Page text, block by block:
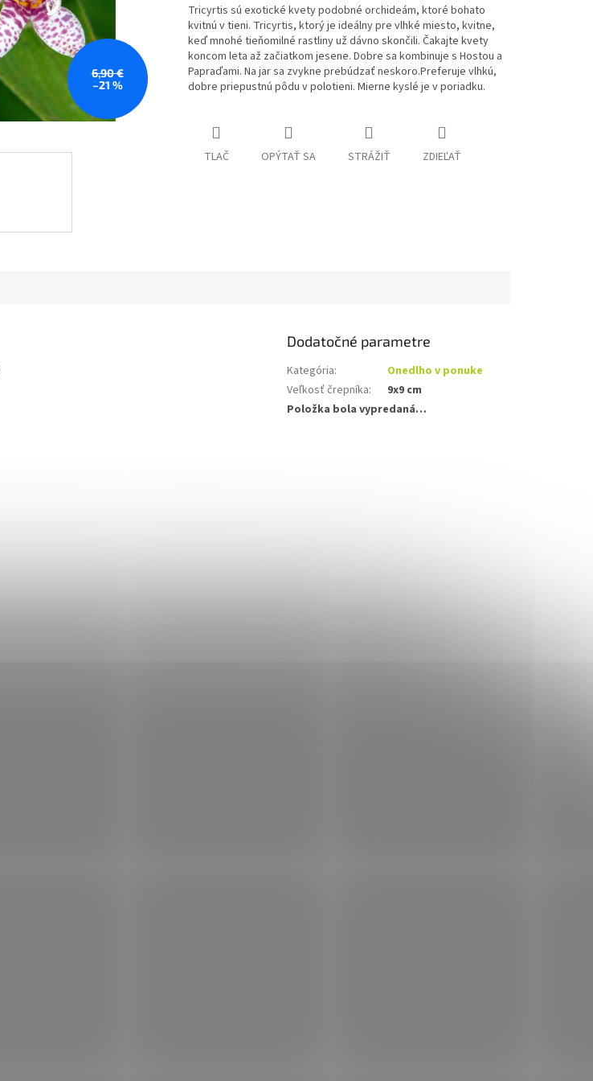
6,90 €
–21 %
Tricyrtis sú exotické kvety podobné orchideám, ktoré bohato
kvitnú v tieni. Tricyrtis, ktorý je ideálny pre vlhké miesto, kvitne,
keď mnohé tieňomilné rastliny už dávno skončili. Čakajte kvety
koncom leta až začiatkom jesene. Dobre sa kombinuje s Hostou a
Papraďami. Na jar sa zvykne prebúdzať neskoro.Preferuje vlhkú,
dobre priepustnú pôdu v polotieni. Mierne kyslé je v poriadku.
TLAČ OPÝTAŤ SA STRÁŽIŤ ZDIEĽAŤ
Dodatočné parametre
Kategória:
Onedlho v ponuke
Veľkosť črepníka:
9x9 cm
Položka bola vypredaná…